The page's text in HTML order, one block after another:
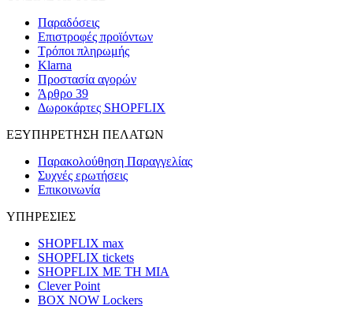
Παραδόσεις
Επιστροφές προϊόντων
Τρόποι πληρωμής
Klarna
Προστασία αγορών
Άρθρο 39
Δωροκάρτες SHOPFLIX
ΕΞΥΠΗΡΕΤΗΣΗ ΠΕΛΑΤΩΝ
Παρακολούθηση Παραγγελίας
Συχνές ερωτήσεις
Επικοινωνία
ΥΠΗΡΕΣΙΕΣ
SHOPFLIX max
SHOPFLIX tickets
SHOPFLIX ΜΕ ΤΗ ΜΙΑ
Clever Point
BOX NOW Lockers